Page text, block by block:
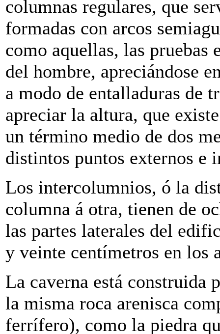
columnas regulares, que
formadas con arcos
como aquellas, las pruebas
del hombre, apreciándose
a modo de entalladuras de
apreciar la altura, que
un término medio de dos
distintos puntos externos e
Los intercolumnios, ó la
columna á otra, tienen de
las partes laterales del
y veinte centímetros en los
La caverna está construida
la misma roca arenisca
ferrífero), como la piedra